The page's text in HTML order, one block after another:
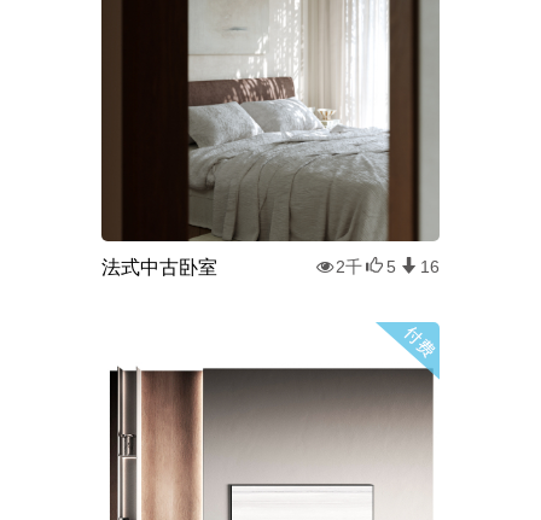
法式中古卧室 2千 5 16